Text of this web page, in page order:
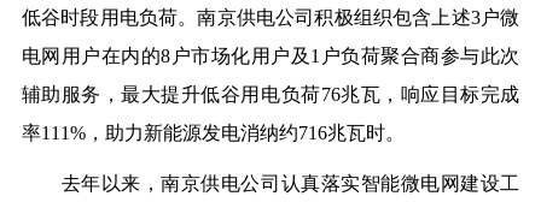
低谷时段用电负荷。南京供电公司积极组织包含上述3户微
电网用户在内的8户市场化用户及1户负荷聚合商参与此次
辅助服务，最大提升低谷用电负荷76兆瓦，响应目标完成
率111%，助力新能源发电消纳约716兆瓦时。
去年以来，南京供电公司认真落实智能微电网建设工